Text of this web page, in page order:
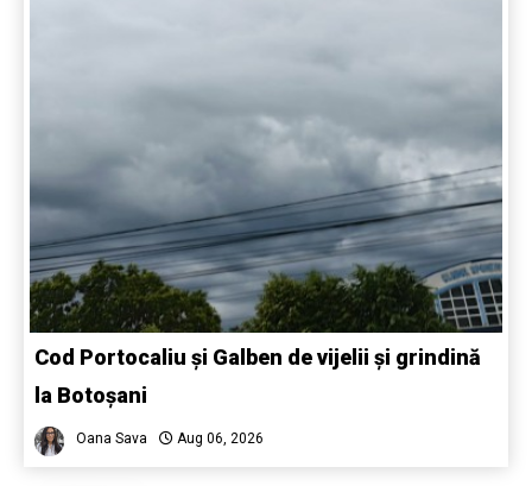
Cod Portocaliu și Galben de vijelii și grindină
la Botoșani
Oana Sava Aug 06, 2026